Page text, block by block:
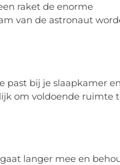
raket de enorme
van de astronaut
past bij je slaapkamer en
om voldoende ruimte
langer mee en